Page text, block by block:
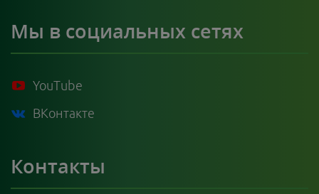
Мы в социальных сетях
YouTube
ВКонтакте
Контакты